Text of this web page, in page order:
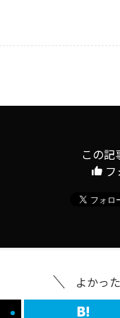
この記
よかっ